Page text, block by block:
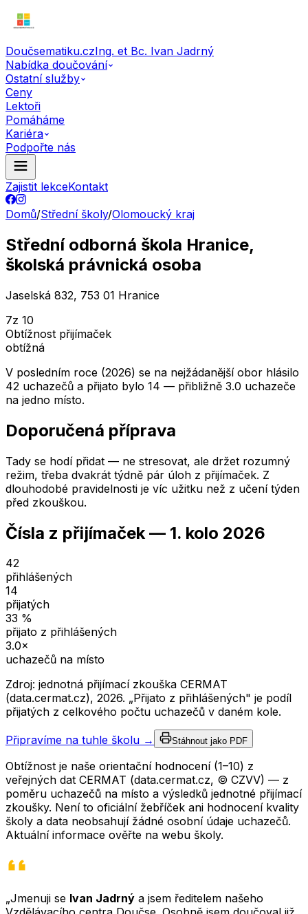
Doučsematiku.czIng. et Bc. Ivan Jadrný
Nabídka doučování
Ostatní služby
Ceny
Lektoři
Pomáháme
Kariéra
Podpořte nás
Zajistit lekceKontakt
Domů/Střední školy/Olomoucký kraj
Střední odborná škola Hranice,
školská právnická osoba
Jaselská 832, 753 01 Hranice
7z 10
Obtížnost přijímaček
obtížná
V posledním roce (2026) se na nejžádanější obor hlásilo
42 uchazečů a přijato bylo 14 — přibližně 3.0 uchazeče
na jedno místo.
Doporučená příprava
Tady se hodí přidat — ne stresovat, ale držet rozumný
režim, třeba dvakrát týdně pár úloh z přijímaček. Z
dlouhodobé pravidelnosti je víc užitku než z učení týden
před zkouškou.
Čísla z přijímaček — 1. kolo 2026
42
přihlášených
14
přijatých
33 %
přijato z přihlášených
3.0×
uchazečů na místo
Zdroj: jednotná přijímací zkouška CERMAT
(data.cermat.cz), 2026. „Přijato z přihlášených" je podíl
přijatých z celkového počtu uchazečů v daném kole.
Připravíme na tuhle školu → Stáhnout jako PDF
Obtížnost je naše orientační hodnocení (1–10) z
veřejných dat CERMAT (data.cermat.cz, © CZVV) — z
poměru uchazečů na místo a výsledků jednotné přijímací
zkoušky. Není to oficiální žebříček ani hodnocení kvality
školy a data neobsahují žádné osobní údaje uchazečů.
Aktuální informace ověřte na webu školy.
„Jmenuji se Ivan Jadrný a jsem ředitelem našeho